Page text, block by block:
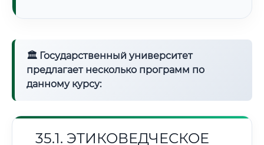
🏛 Государственный университет
предлагает несколько программ по
данному курсу:
35.1. ЭТИКОВЕДЧЕСКОЕ